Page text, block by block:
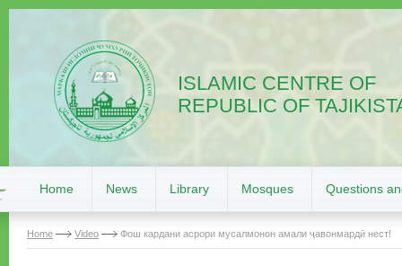
ISLAMIC CENTRE OF
REPUBLIC OF
Home News Library Mosques Questions
Home Video Фош кардани асрори мусалмонон амали ҷавонмардӣ нест!